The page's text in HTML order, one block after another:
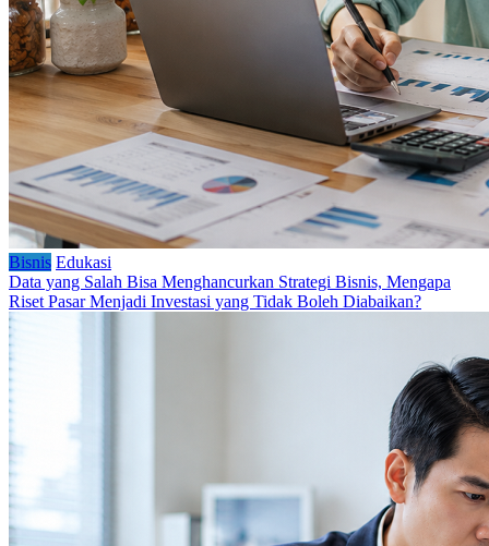
Bisnis Edukasi
Data yang Salah Bisa Menghancurkan Strategi Bisnis, Mengapa
Riset Pasar Menjadi Investasi yang Tidak Boleh Diabaikan?